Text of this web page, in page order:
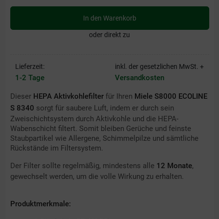
In den Warenkorb
oder direkt zu
Lieferzeit:
1-2 Tage
inkl. der gesetzlichen MwSt. +
Versandkosten
Dieser HEPA Aktivkohlefilter für Ihren Miele S8000 ECOLINE
S 8340 sorgt für saubere Luft, indem er durch sein
Zweischichtsystem durch Aktivkohle und die HEPA-
Wabenschicht filtert. Somit bleiben Gerüche und feinste
Staubpartikel wie Allergene, Schimmelpilze und sämtliche
Rückstände im Filtersystem.
Der Filter sollte regelmäßig, mindestens alle 12 Monate,
gewechselt werden, um die volle Wirkung zu erhalten.
Produktmerkmale: